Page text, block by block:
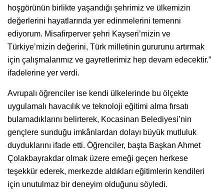
hoşgörünün birlikte yaşandığı şehrimiz ve ülkemizin
değerlerini hayatlarında yer edinmelerini temenni
ediyorum. Misafirperver şehri Kayseri’mizin ve
Türkiye’mizin değerini, Türk milletinin gururunu artırmak
için çalışmalarımız ve gayretlerimiz hep devam edecektir.”
ifadelerine yer verdi.
Avrupalı öğrenciler ise kendi ülkelerinde bu ölçekte
uygulamalı havacılık ve teknoloji eğitimi alma fırsatı
bulamadıklarını belirterek, Kocasinan Belediyesi’nin
gençlere sunduğu imkânlardan dolayı büyük mutluluk
duyduklarını ifade etti. Öğrenciler, başta Başkan Ahmet
Çolakbayrakdar olmak üzere emeği geçen herkese
teşekkür ederek, merkezde aldıkları eğitimlerin kendileri
için unutulmaz bir deneyim olduğunu söyledi.